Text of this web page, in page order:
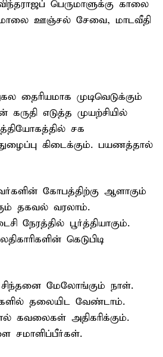
பெருமாளுக்கு காலை
ஊஞ்சல் சேவை, மாடவீதி
முடிவெடுக்கும்
எடுத்த முயற்சியில்
சக
கிடைக்கும். பயணத்தால்
கோபத்திற்கு ஆளாகும்
தகவல் வரலாம்.
நேரத்தில் பூர்த்தியாகும்.
கெடுபிடி
சிந்தனை மேலோங்கும் நாள்.
தலையிட வேண்டாம்.
கவலைகள் அதிகரிக்கும்.
சமாளிப்பீர்கள்.